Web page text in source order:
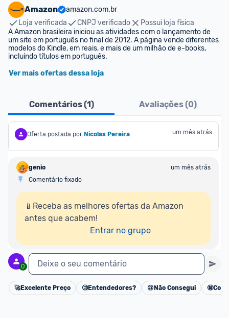
Amazon
amazon.com.br
Loja verificada
CNPJ verificado
Possui loja física
A Amazon brasileira iniciou as atividades com o lançamento de
um site em português no final de 2012. A página vende diferentes
modelos do Kindle, em reais, e mais de um milhão de e-books,
incluindo títulos em português.
Ver mais ofertas dessa loja
Comentários (1) Avaliações (0)
Oferta postada por Nicolas Pereira um mês atrás
genio
um mês atrás
Comentário fixado
📱Receba as melhores ofertas da Amazon
antes que acabem!
Entrar no grupo
0 Deixe o seu comentário
Cancelar
🚀Excelente Preço 🧐Entendedores? 😢 Não Consegui 🤩